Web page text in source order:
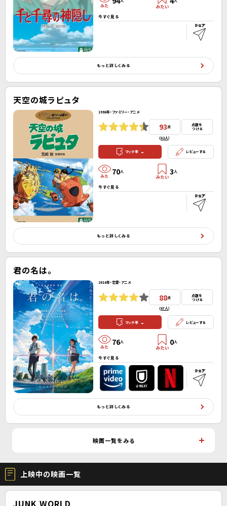
今すぐ見る
もっと詳しくみる
天空の城ラピュタ
1986年・ファミリー・アニメ
93点
(63人）
点数を
つける
マッチ率 - レビューする
70人 3人
今すぐ見る
もっと詳しくみる
君の名は。
2016年・恋愛・アニメ
88点
(67人）
点数を
つける
マッチ率 - レビューする
76人 0人
今すぐ見る
もっと詳しくみる
映画一覧をみる
上映中の映画一覧